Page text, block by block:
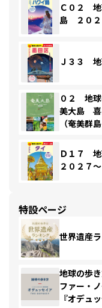
Ｃ０２
島 ２０２
Ｊ３３
０２ 地
美大島
（奄美群
Ｄ１７
２０２７
特設ページ
世界遺産
地球の歩
ファー・
『オデュ